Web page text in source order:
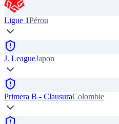
Ligue 1Pérou
J. LeagueJapon
Primera B - ClausuraColombie